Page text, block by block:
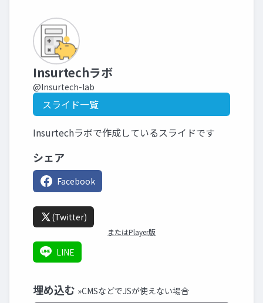
Insurtechラボ
@Insurtech-lab
スライド一覧
Insurtechラボで作成しているスライドです
シェア
Facebook
(Twitter)
またはPlayer版
LINE
埋め込む »CMSなどでJSが使えない場合